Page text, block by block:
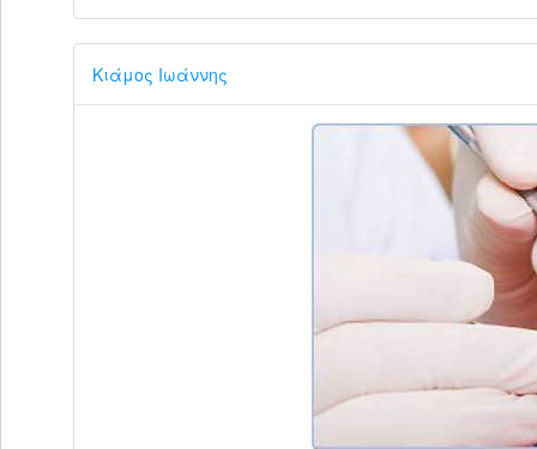
Κιάμος Ιωάννης